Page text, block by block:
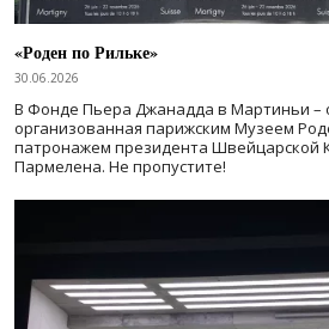
«Роден по Рильке»
30.06.2026
В Фонде Пьера Джанадда в Мартиньи –
организованная парижским Музеем
патронажем президента Швейцарской
Пармелена. Не пропустите!